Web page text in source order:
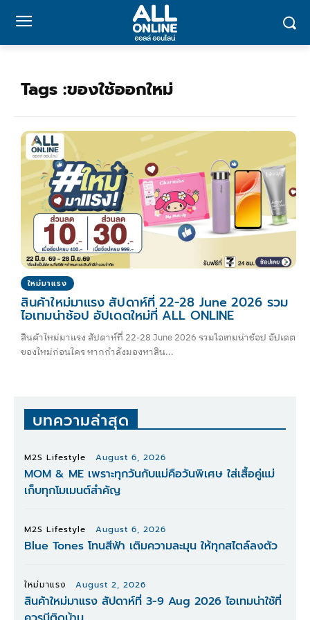
Tags :ของใช้ออกใหม่
ใหม่มาแรง
สินค้าใหม่มาแรง สัปดาห์ที่ 22-28 June 2026 รวม
ไอเทมน่าช้อป อัปเดตใหม่ที่ ALL ONLINE
สินค้าใหม่มาแรง สัปดาห์ที่ 22-28 June 2026 รวมไอเทมน่าช้อป อัปเดต
ของใหม่ก่อนใคร หากกำลังมองหาสิน...
บทความล่าสุด
M2S Lifestyle August 6, 2026
MOM & ME เพราะทุกวันกับแม่คือวันพิเศษ ใส่เสื้อคู่แม่
เก็บทุกโมเมนต์สำคัญ
M2S Lifestyle August 6, 2026
Blue Tones โทนสีฟ้า เติมความละมุน ให้ทุกสไตล์ลงตัว
ใหม่มาแรง August 2, 2026
สินค้าใหม่มาแรง สัปดาห์ที่ 3-9 Aug 2026 ไอเทมน่าใช้ที่